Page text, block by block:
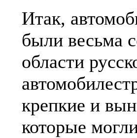
Итак,
были весьма
области
крепкие и
которые